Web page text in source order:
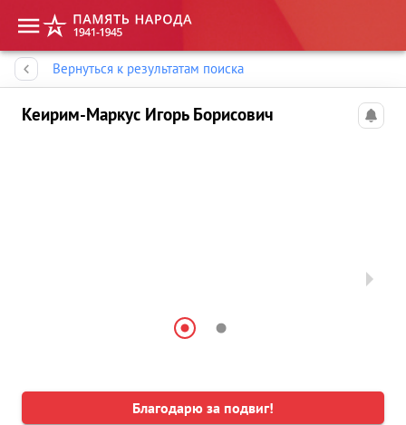
Вернуться к результатам поиска
Кеирим-Маркус Игорь Борисович
Благодарю за подвиг!
Память народа